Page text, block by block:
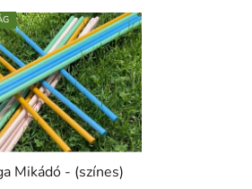
Mikádó - (színes)